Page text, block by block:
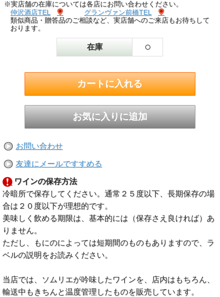
※実店舗の在庫については各店にお問い合わせください。
仲沢酒店TEL
グランヴァン前橋TEL
類似商品・贈答品のご相談など、実店舗へのご来店もお待ちして
おります。
在庫 ○
お問い合わせ
友達にメールですすめる
ワインの保存方法
冷暗所で保存してください。通常２５度以下、長期保存の場
合は２０度以下が理想的です。
美味しく飲める期限は、基本的には（保存さえ良ければ）あ
りません。
ただし、もにのによっては短期間のものもありますので、ラ
ベルの説明をお読みください。
当店では、ソムリエが吟味したワインを、店内はもちろん、
輸送中もきちんと温度管理したものを販売しています。